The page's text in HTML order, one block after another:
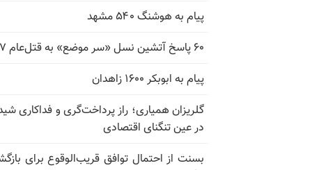
پیام به هوشنگ ۵۴۰ مشهد
۶۰ پاسخ آتشین نسل «سر موضع» به قتل‌عام ۶۷
پیام به ابوبکر ۱۶۰۰ زاهدان
گلریزان همیاری؛ راز پرداخت‌گری و فداکاری
در عین تنگنای اقتصادی
بسنت از احتمال توافق قریب‌الوقوع برای